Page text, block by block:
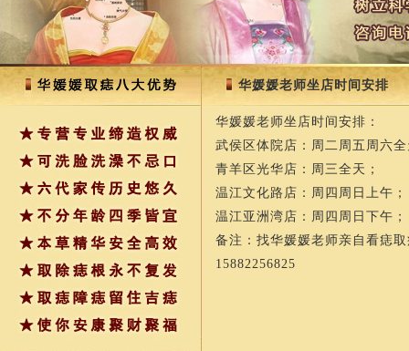
华媛媛老师坐店时间安排
华媛媛老师坐店时间安排：
武侯区体院店：周二周五周六
青羊区光华店：周三全天；
温江文化路店：周四周日上午；
温江亚洲湾店：周四周日下午；
备注：找华媛媛老师亲自看痣
15882256825